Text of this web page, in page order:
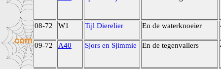
08-72 W1 Tijl Dierelier En de waterknoeier
09-72 A40 Sjors en Sjimmie En de tegenvallers